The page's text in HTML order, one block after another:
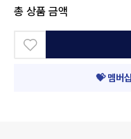
총 상품 금액
💝 멤버